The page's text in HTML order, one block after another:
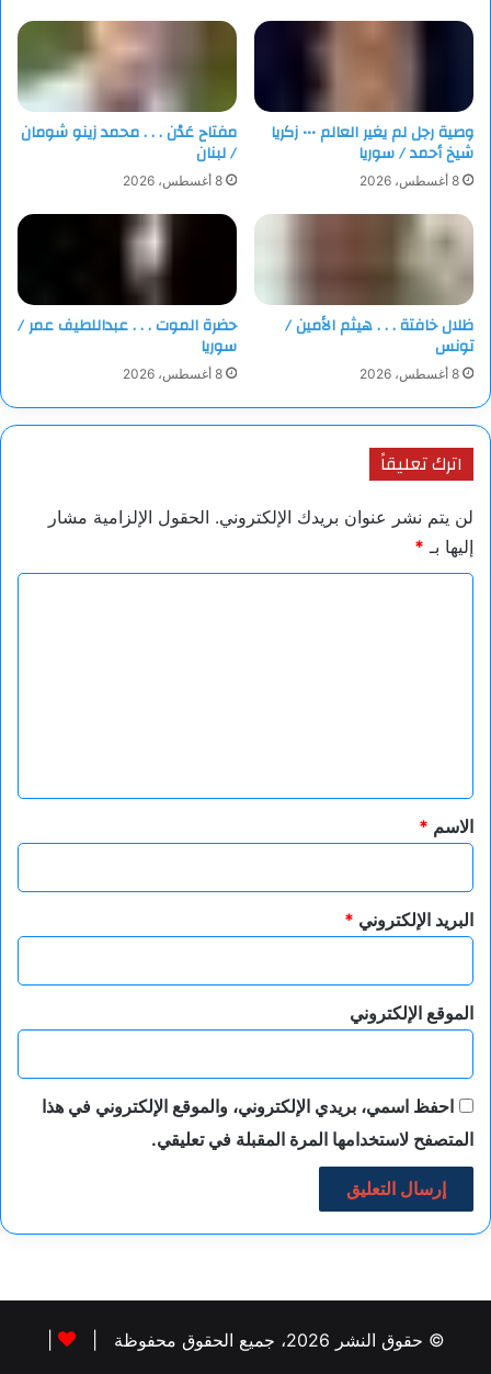
وصية رجل لم يغير العالم ••• زكريا
شيخ أحمد / سوريا
8 أغسطس، 2026
مفتاح عَدْن . . . محمد زينو شومان
/ لبنان
8 أغسطس، 2026
ظلال خافتة . . . هيثم الأمين /
تونس
8 أغسطس، 2026
حضرة الموت . . . عبداللطيف عمر /
سوريا
8 أغسطس، 2026
اترك تعليقاً
لن يتم نشر عنوان بريدك الإلكتروني. الحقول الإلزامية مشار
إليها بـ *
*
الاسم *
البريد الإلكتروني *
الموقع الإلكتروني
احفظ اسمي، بريدي الإلكتروني، والموقع الإلكتروني في هذا
المتصفح لاستخدامها المرة المقبلة في تعليقي.
© حقوق النشر 2026، جميع الحقوق محفوظة |